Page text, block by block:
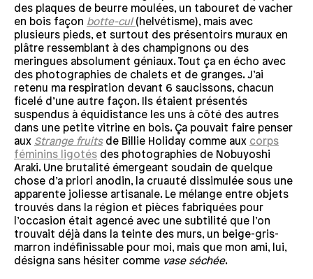
des plaques de beurre moulées, un tabouret de vacher
en bois façon botte-cul (helvétisme), mais avec
plusieurs pieds, et surtout des présentoirs muraux en
plâtre ressemblant à des champignons ou des
meringues absolument géniaux. Tout ça en écho avec
des photographies de chalets et de granges. J’ai
retenu ma respiration devant 6 saucissons, chacun
ficelé d’une autre façon. Ils étaient présentés
suspendus à équidistance les uns à côté des autres
dans une petite vitrine en bois. Ça pouvait faire penser
aux Strange fruitsde Billie Holiday comme aux corps
féminins ligotés des photographies de Nobuyoshi
Araki. Une brutalité émergeant soudain de quelque
chose d’a priori anodin, la cruauté dissimulée sous une
apparente joliesse artisanale. Le mélange entre objets
trouvés dans la région et pièces fabriquées pour
l’occasion était agencé avec une subtilité que l’on
trouvait déjà dans la teinte des murs, un beige-gris-
marron indéfinissable pour moi, mais que mon ami, lui,
désigna sans hésiter comme vase séchée.